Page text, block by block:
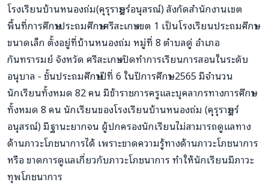
โรงเรียนบ้านหนองถ่ม(คุรุราษฎร์อนุสรณ์) สังกัดสำนักงานเขต
พื้นที่การศึกษาประถมศึกษาศรีสะเกษ เขต 1 เป็นโรงเรียนประถมศึกษา
ขนาดเล็ก ตั้งอยู่ที่บ้านหนองถ่ม หมู่ที่ 8 ตำบลดู่ อำเภอ
กันทรารมย์ จังหวัด ศรีสะเกษ เปิดทำการเรียนการสอนในระดับ
อนุบาล - ชั้นประถมศึกษาปีที่ 6 ในปีการศึกษา 2565 มีจำนวน
นักเรียนทั้งหมด 82 คน มีข้าราชการครูและบุคลากรทางการศึกษา
ทั้งหมด 8 คน นักเรียนของโรงเรียนบ้านหนองถ่ม (คุรุราษฎร์
อนุสรณ์) มีฐานะยากจน ผู้ปกครองนักเรียนไม่สามารถดูแลทาง
ด้านภาวะโภชนาการได้ เพราะขาดความรู้ทางด้านภาวะโภชนาการ
หรือ ขาดการดูแลเกี่ยวกับภาวะโภชนาการ ทำให้นักเรียนมีภาวะ
ทุพโภชนาการ